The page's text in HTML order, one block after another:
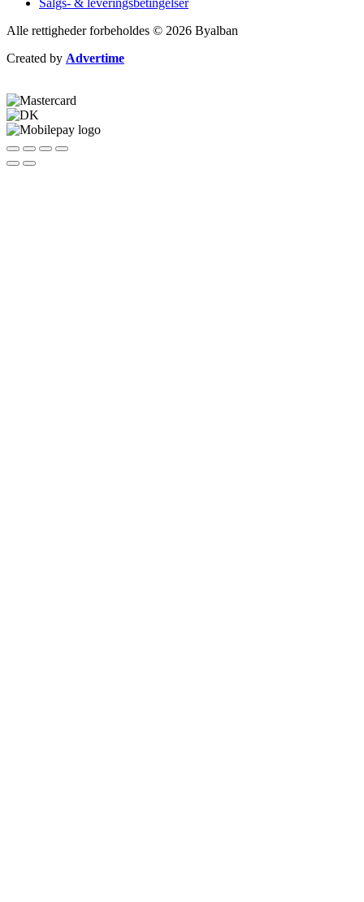
Salgs- & leveringsbetingelser
Alle rettigheder forbeholdes © 2026 Byalban
Created by Advertime